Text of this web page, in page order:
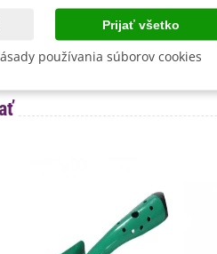
Prijať všetko
používania súborov cookies